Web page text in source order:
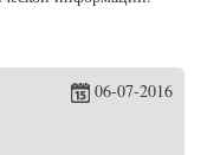
06-07-2016